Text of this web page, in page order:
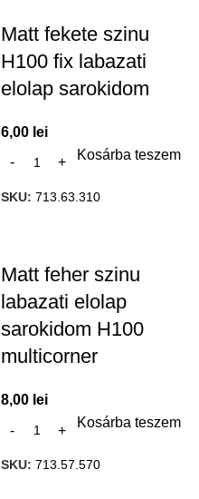
Matt fekete szinu
H100 fix labazati
elolap sarokidom
6,00 lei
Kosárba teszem
SKU: 713.63.310
Matt feher szinu
labazati elolap
sarokidom H100
multicorner
8,00 lei
Kosárba teszem
SKU: 713.57.570